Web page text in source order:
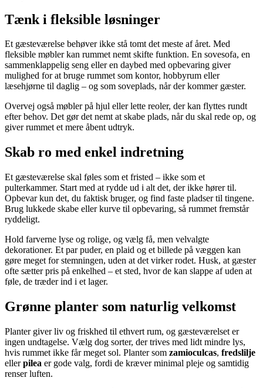
Tænk i fleksible løsninger
Et gæsteværelse behøver ikke stå tomt det meste af året. Med
fleksible møbler kan rummet nemt skifte funktion. En sovesofa, en
sammenklappelig seng eller en daybed med opbevaring giver
mulighed for at bruge rummet som kontor, hobbyrum eller
læsehjørne til daglig – og som soveplads, når der kommer gæster.
Overvej også møbler på hjul eller lette reoler, der kan flyttes rundt
efter behov. Det gør det nemt at skabe plads, når du skal rede op, og
giver rummet et mere åbent udtryk.
Skab ro med enkel indretning
Et gæsteværelse skal føles som et fristed – ikke som et
pulterkammer. Start med at rydde ud i alt det, der ikke hører til.
Opbevar kun det, du faktisk bruger, og find faste pladser til tingene.
Brug lukkede skabe eller kurve til opbevaring, så rummet fremstår
ryddeligt.
Hold farverne lyse og rolige, og vælg få, men velvalgte
dekorationer. Et par puder, en plaid og et billede på væggen kan
gøre meget for stemningen, uden at det virker rodet. Husk, at gæster
ofte sætter pris på enkelhed – et sted, hvor de kan slappe af uden at
føle, de træder ind i et lager.
Grønne planter som naturlig velkomst
Planter giver liv og friskhed til ethvert rum, og gæsteværelset er
ingen undtagelse. Vælg dog sorter, der trives med lidt mindre lys,
hvis rummet ikke får meget sol. Planter som zamioculcas, fredslilje
ellerpilea er gode valg, fordi de kræver minimal pleje og samtidig
renser luften.